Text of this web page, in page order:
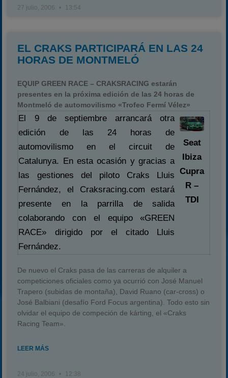
27 julio, 2006 13:54
EL CRAKS PARTICIPARÁ EN LAS 24
HORAS DE MONTMELÓ
EQUIP GREEN RACE – CRAKSRACING estarán
presentes en la próxima edición de las 24 horas de
Montmeló de automovilismo «Trofeo Fermí Vélez»
El 9 de septiembre arrancará otra
edición de las 24 horas de
automovilismo en el circuit de
Catalunya. En esta ocasión y gracias a
las gestiones del piloto Craks Lluis
Fernández, el Craksracing.com estará
presente en la parrilla de salida
colaborando con el equipo «GREEN
RACE» dirigido por el citado Lluis
Fernández.
Seat
Ibiza
Cupra
R –
TDI
De nuevo el Craks pasa de las carreras de alquiler a
competiciones oficiales como ya ocurrió con José Manuel
Trapero (subidas de montaña), David Ruano (car-cross) o
José Balbiani (desafío Ford Focus argentina). Todo esto sin
olvidar el equipo de compeción de kárting, el «Craks
Racing Team».
LEER MÁS
24 julio, 2006 12:38